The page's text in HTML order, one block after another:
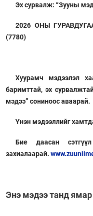
Эх сурвалж: “Зууны
2026 ОНЫ
(7780)
Хуурамч мэдээлэл
баримттай, эх
мэдээ” сониноос аваарай.
Үнэн мэдээллийг
Бие даасан
захиалаарай.
Энэ мэдээ танд ямар